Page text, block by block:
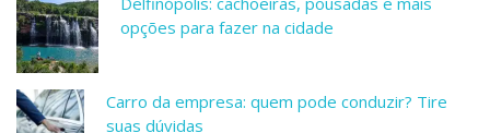
opções para fazer na cidade
Carro da empresa: quem pode conduzir? Tire
suas dúvidas